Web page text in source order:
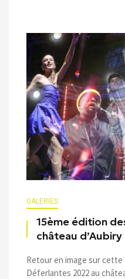
GALERIES
15ème édition
château d’Aubiry
Retour en image sur cette
Déferlantes 2022 au